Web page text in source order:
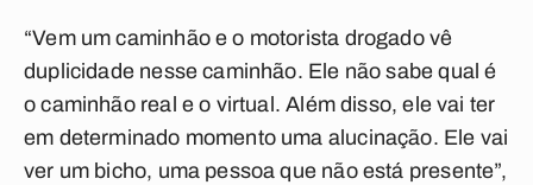
“Vem um caminhão e o motorista drogado vê
duplicidade nesse caminhão. Ele não sabe qual é
o caminhão real e o virtual. Além disso, ele vai ter
em determinado momento uma alucinação. Ele vai
ver um bicho, uma pessoa que não está presente”,